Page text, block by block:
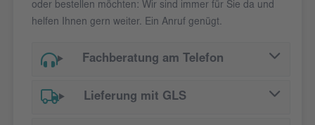
oder bestellen möchten: Wir sind immer für Sie da und
helfen Ihnen gern weiter. Ein Anruf genügt.
Fachberatung am Telefon
Lieferung mit GLS